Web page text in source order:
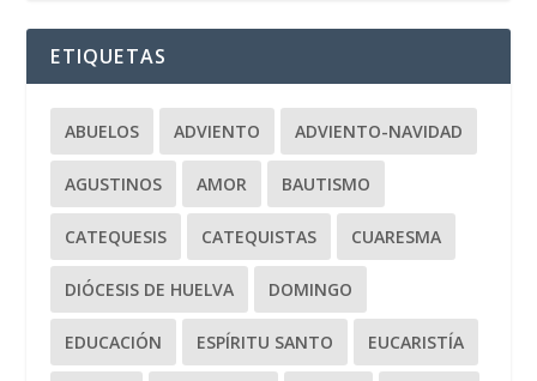
ETIQUETAS
ABUELOS ADVIENTO ADVIENTO-NAVIDAD
AGUSTINOS AMOR BAUTISMO
CATEQUESIS CATEQUISTAS CUARESMA
DIÓCESIS DE HUELVA DOMINGO
EDUCACIÓN ESPÍRITU SANTO EUCARISTÍA